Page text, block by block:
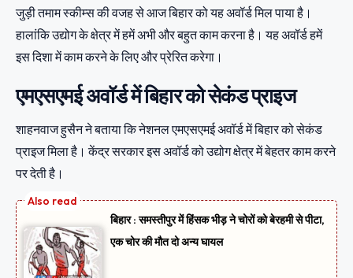
जुड़ी तमाम स्कीम्स की वजह से आज बिहार को यह अवॉर्ड मिल पाया है।
हालांकि उद्योग के क्षेत्र में हमें अभी और बहुत काम करना है। यह अवॉर्ड हमें
इस दिशा में काम करने के लिए और प्रेरित करेगा।
एमएसएमई अवॉर्ड में बिहार को सेकंड प्राइज
शाहनवाज हुसैन ने बताया कि नेशनल एमएसएमई अवॉर्ड में बिहार को सेकंड
प्राइज मिला है। केंद्र सरकार इस अवॉर्ड को उद्योग क्षेत्र में बेहतर काम करने
पर देती है।
बिहार : समस्तीपुर में हिंसक भीड़ ने चोरों को बेरहमी से पीटा,
एक चोर की मौत दो अन्य घायल